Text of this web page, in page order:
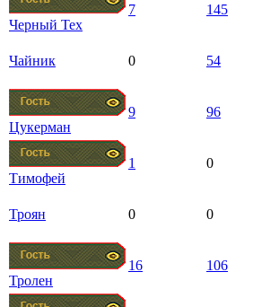
Черный Тех
7 145
Чайник 0 54
Цукерман
9 96
Тимофей
1 0
Троян 0 0
Тролен
16 106